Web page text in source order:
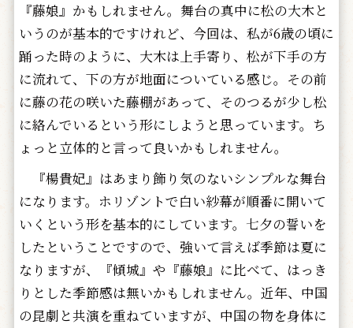
『藤娘』かもしれません。舞台の真中に松の大木と
いうのが基本的ですけれど、今回は、私が6歳の頃に
踊った時のように、大木は上手寄り、松が下手の方
に流れて、下の方が地面についている感じ。その前
に藤の花の咲いた藤棚があって、そのつるが少し松
に絡んでいるという形にしようと思っています。ち
ょっと立体的と言って良いかもしれません。
『楊貴妃』はあまり飾り気のないシンプルな舞台
になります。ホリゾントで白い紗幕が順番に開いて
いくという形を基本的にしています。七夕の誓いを
したということですので、強いて言えば季節は夏に
なりますが、『傾城』や『藤娘』に比べて、はっき
りとした季節感は無いかもしれません。近年、中国
の昆劇と共演を重ねていますが、中国の物を身体に